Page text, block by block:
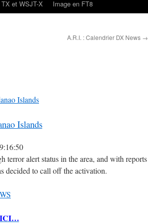
et WSJT-X Image en FT8
A.R.I. : Calendrier DX News →
Islands
alert status in the area, and with reports
decided to call off the activation.
ICI…